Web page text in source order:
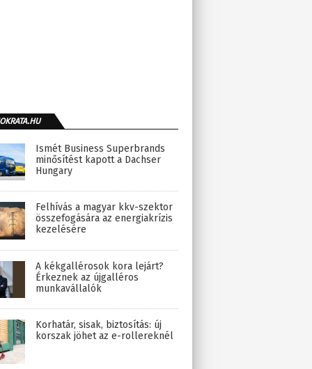
Ismét Business Superbrands
minősítést kapott a Dachser
Hungary
Felhívás a magyar kkv-szektor
összefogására az energiakrízis
kezelésére
A kékgallérosok kora lejárt?
Érkeznek az újgalléros
munkavállalók
Korhatár, sisak, biztosítás: új
korszak jöhet az e-rollereknél